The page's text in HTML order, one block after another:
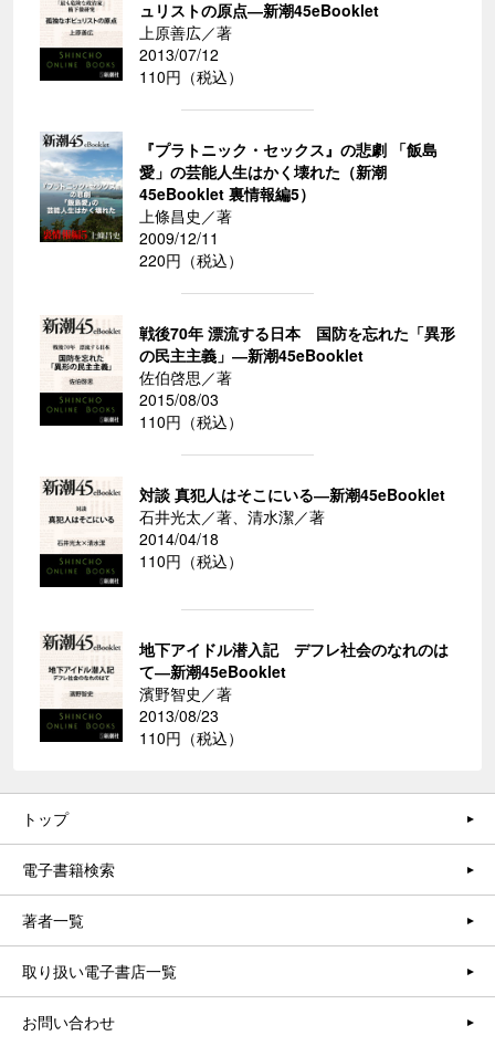
ュリストの原点―新潮45eBooklet
上原善広／著
2013/07/12
110円（税込）
『プラトニック・セックス』の悲劇 「飯島
愛」の芸能人生はかく壊れた（新潮
45eBooklet 裏情報編5）
上條昌史／著
2009/12/11
220円（税込）
戦後70年 漂流する日本 国防を忘れた「異形
の民主主義」―新潮45eBooklet
佐伯啓思／著
2015/08/03
110円（税込）
対談 真犯人はそこにいる―新潮45eBooklet
石井光太／著、清水潔／著
2014/04/18
110円（税込）
地下アイドル潜入記 デフレ社会のなれのは
て―新潮45eBooklet
濱野智史／著
2013/08/23
110円（税込）
トップ
電子書籍検索
著者一覧
取り扱い電子書店一覧
お問い合わせ